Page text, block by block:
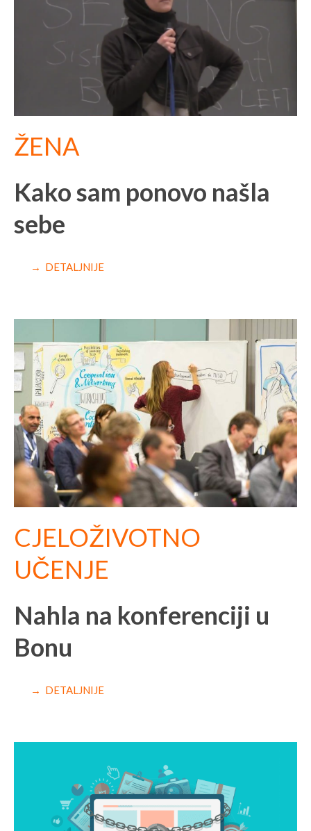
ŽENA
Kako sam ponovo našla
sebe
→ DETALJNIJE
CJELOŽIVOTNO
UČENJE
Nahla na konferenciji u
Bonu
→ DETALJNIJE